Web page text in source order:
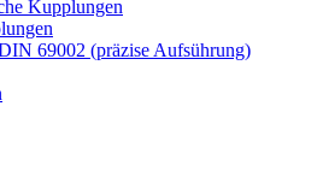
Kupplungen
69002 (präzise Aufsührung)